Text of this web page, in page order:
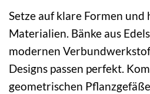
Setze auf klare Formen
Materialien. Bänke aus
modernen
Designs passen perfekt.
geometrischen